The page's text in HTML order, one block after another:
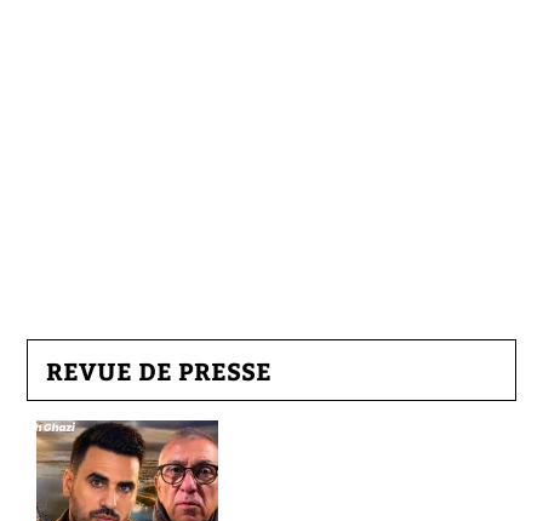
REVUE DE PRESSE